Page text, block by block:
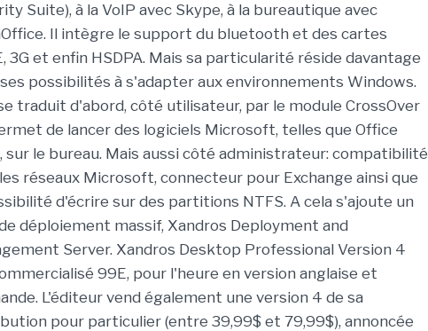
Suite), à la VoIP avec Skype, à la bureautique avec
Il intègre le support du bluetooth et des cartes
3G et enfin HSDPA. Mais sa particularité réside davantage
possibilités à s'adapter aux environnements Windows.
traduit d'abord, côté utilisateur, par le module CrossOver
de lancer des logiciels Microsoft, telles que Office
sur le bureau. Mais aussi côté administrateur: compatibilité
réseaux Microsoft, connecteur pour Exchange ainsi que
d'écrire sur des partitions NTFS. A cela s'ajoute un
déploiement massif, Xandros Deployment and
Server. Xandros Desktop Professional Version 4
99E, pour l'heure en version anglaise et
L'éditeur vend également une version 4 de sa
pour particulier (entre 39,99$ et 79,99$), annoncée